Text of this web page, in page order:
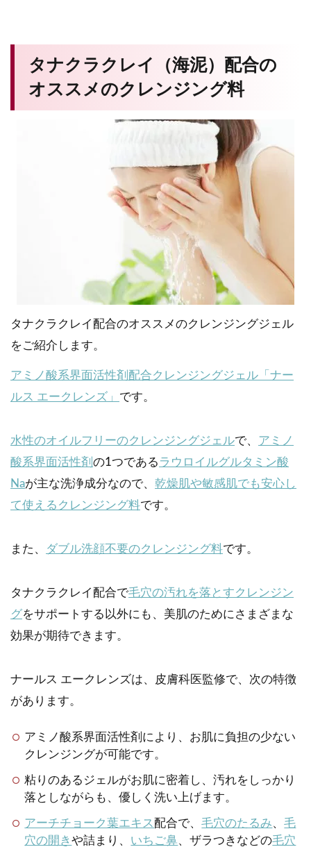
タナクラクレイ（海泥）配合の
オススメのクレンジング料
タナクラクレイ配合のオススメのクレンジングジェル
をご紹介します。
アミノ酸系界面活性剤配合クレンジングジェル「ナー
ルス エークレンズ」 です。
水性のオイルフリーのクレンジングジェルで、 アミノ
酸系界面活性剤 の1つである ラウロイルグルタミン酸
Naが主な洗浄成分なので、 乾燥肌や敏感肌でも安心し
て使えるクレンジング料です。
また、 ダブル洗顔不要のクレンジング料です。
タナクラクレイ配合で毛穴の汚れを落とすクレンジン
グをサポートする以外にも、美肌のためにさまざまな
効果が期待できます。
ナールス エークレンズは、皮膚科医監修で、次の特徴
があります。
アミノ酸系界面活性剤により、お肌に負担の少ない
クレンジングが可能です。
粘りのあるジェルがお肌に密着し、汚れをしっかり
落としながらも、優しく洗い上げます。
アーチチョーク葉エキス 配合で、毛穴のたるみ、毛
穴の開きや詰まり、 いちご鼻、ザラつきなどの毛穴